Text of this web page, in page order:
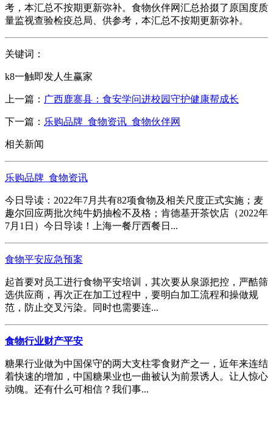
考，本汇总不按期更新弥补。食物伙伴网汇总拾掇了原国度质
量监视查验检疫总局、供参考，本汇总不按期更新弥补。
关键词：
k8一触即发人生赢家
上一篇： 广西鹿寨县：食安学问进校园守护健康帮成长
下一篇： 乐购品牌_食物资讯_食物伙伴网
相关新闻
乐购品牌_食物资讯
今日导读：2022年7月共有82项食物及相关尺度正式实施；麦
趣尔回应两批次纯牛奶抽检不及格；肯德基开茶饮店（2022年
7月1日）今日导读！上海一餐厅西餐日...
食物平安应急预案
起首要对员工进行食物平安培训，其次要从泉源把控，严酷筛
选供应商，再次正在加工过程中，要明白加工流程和操做规
范，防止交叉污染。同时也需要连...
食物行业财产平安
糖果行业做为中国保守的两大支柱零食财产之一，近年来连结
着快速的增加，中国糖果业也一曲被认为前景诱人。让人惊心
动魄。还有什么可相信？我们事...